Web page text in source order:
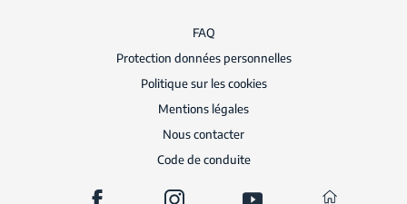
FAQ
Protection données personnelles
Politique sur les cookies
Mentions légales
Nous contacter
Code de conduite